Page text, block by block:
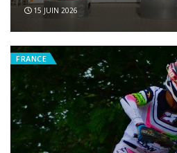
15 JUIN 2026
FRANCE